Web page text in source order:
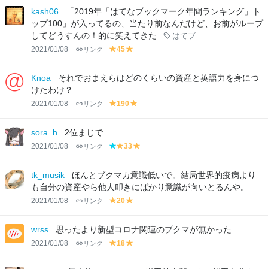
lo
w
lo
w
kash06
「2019年「はてなブックマーク年間ランキング」ト
ップ100」が入ってるの、当たり前なんだけど、お前がループ
してどうすんの！的に笑えてきた
はてブ
2021/01/08 リンク
y
lo
45
lo
Knoa
それでおまえらはどのくらいの資産と英語力を身につ
けたわけ？
2021/01/08 リンク
y
w
190
w
sora_h 2位まじで
2021/01/08 リンク
b
e
y
lo
w
33
lo
w
tk_musik
ほんとブクマカ意識低いで。結局世界的疫病より
も自分の資産やら他人叩きにばかり意識が向いとるんや。
2021/01/08 リンク
y
lo
w
20
lo
w
wrss 思ったより新型コロナ関連のブクマが無かった
2021/01/08 リンク
y
18